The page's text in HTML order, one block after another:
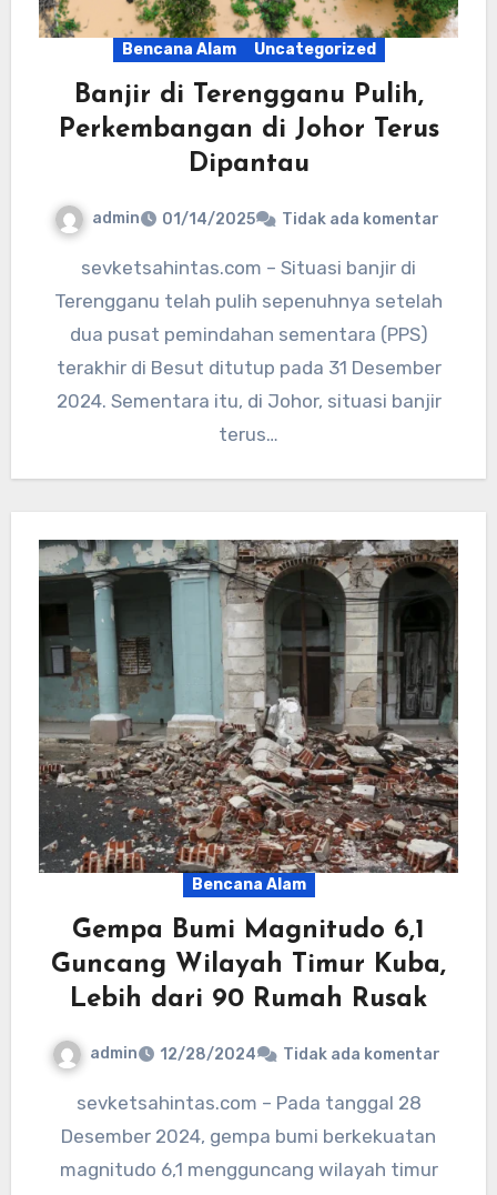
Bencana Alam Uncategorized
Banjir di Terengganu Pulih,
Perkembangan di Johor Terus
Dipantau
admin 01/14/2025 Tidak ada komentar
sevketsahintas.com – Situasi banjir di
Terengganu telah pulih sepenuhnya setelah
dua pusat pemindahan sementara (PPS)
terakhir di Besut ditutup pada 31 Desember
2024. Sementara itu, di Johor, situasi banjir
terus…
Bencana Alam
Gempa Bumi Magnitudo 6,1
Guncang Wilayah Timur Kuba,
Lebih dari 90 Rumah Rusak
admin 12/28/2024 Tidak ada komentar
sevketsahintas.com – Pada tanggal 28
Desember 2024, gempa bumi berkekuatan
magnitudo 6,1 mengguncang wilayah timur